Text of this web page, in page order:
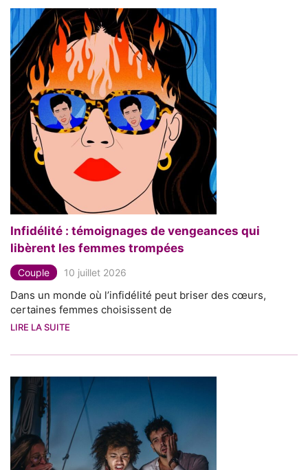
Infidélité : témoignages de vengeances qui
libèrent les femmes trompées
Couple 10 juillet 2026
Dans un monde où l’infidélité peut briser des cœurs,
certaines femmes choisissent de
LIRE LA SUITE